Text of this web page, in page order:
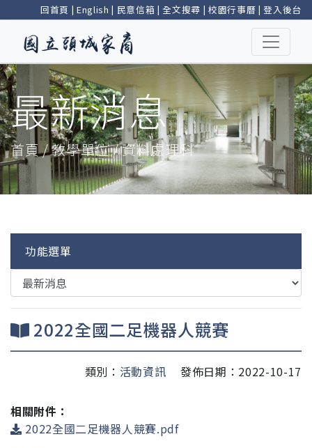
回首頁 | English | 民意信箱 |全文搜尋 | 校園行事曆 |登入後台
最新消息
首頁 / 教學單位 / 資料處理科
功能選單
2022全國二足機器人競賽
類別： 活動資訊 發佈日期：2022-10-17
相關附件：
2022全國二足機器人競賽.pdf